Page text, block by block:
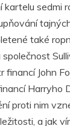
sedmi
také
financí John
Harryho
proti nim
a jak